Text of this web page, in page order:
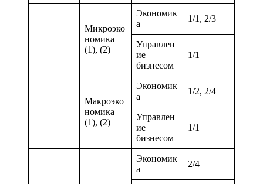
Микроэко
номика
(1), (2)
Экономик
а
1/1, 2/3
Управлен
ие
бизнесом
1/1
Макроэко
номика
(1), (2)
Экономик
а
1/2, 2/4
Управлен
ие
бизнесом
1/1
Экономик
а
2/4